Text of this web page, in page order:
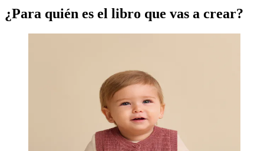
¿Para quién es el libro que vas a crear?